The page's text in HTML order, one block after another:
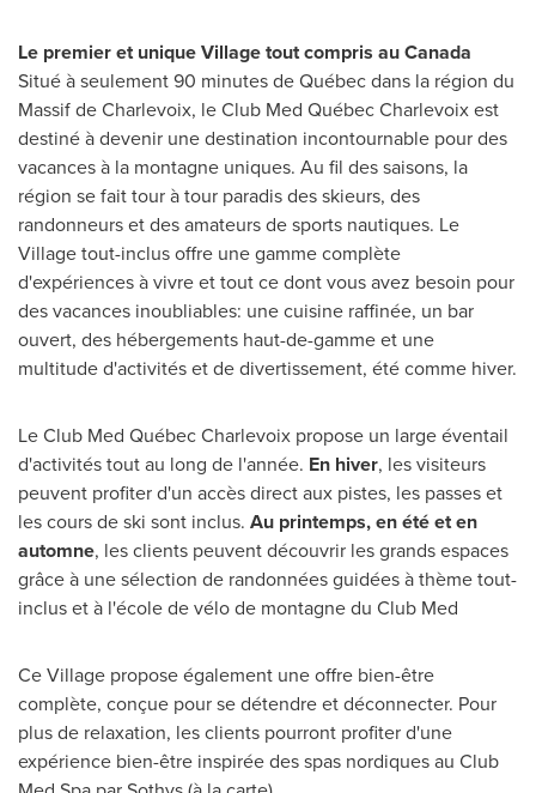
Le premier et unique Village tout compris auCanada
Situé à seulement 90 minutes de Québec dans la région du
Massif de Charlevoix, le Club Med Québec Charlevoix est
destiné à devenir une destination incontournable pour des
vacances à la montagne uniques. Au fil des saisons, la
région se fait tour à tour paradis des skieurs, des
randonneurs et des amateurs de sports nautiques. Le
Village tout-inclus offre une gamme complète
d'expériences à vivre et tout ce dont vous avez besoin pour
des vacances inoubliables: une cuisine raffinée, un bar
ouvert, des hébergements haut-de-gamme et une
multitude d'activités et de divertissement, été comme hiver.
Le Club Med Québec Charlevoix propose un large éventail
d'activités tout au long de l'année. En hiver, les visiteurs
peuvent profiter d'un accès direct aux pistes, les passes et
les cours de ski sont inclus. Au printemps, en été et en
automne, les clients peuvent découvrir les grands espaces
grâce à une sélection de randonnées guidées à thème tout-
inclus et à l'école de vélo de montagne du Club Med
Ce Village propose également une offre bien-être
complète, conçue pour se détendre et déconnecter. Pour
plus de relaxation, les clients pourront profiter d'une
expérience bien-être inspirée des spas nordiques au Club